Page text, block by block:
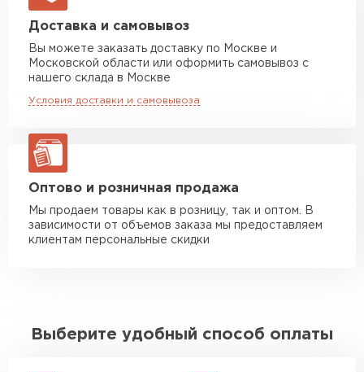
Машина до 20 тн до 80 м3
Манипулятор до 5 тн
макс. длина груза 6 м
от 7 000 руб
макс. длина груза 8 м
Манипулятор до 20 тн
макс. длина груза 13,5 м
ЗАКАЗАТЬ С ДОСТАВКОЙ
Доставка и самовывоз
Вы можете заказать доставку по Москве и
Московской области или оформить самовывоз с
нашего склада в Москве
Условия доставки и самовывоза
Оптово и розничная продажа
Мы продаем товары как в розницу, так и оптом. В
зависимости от объемов заказа мы предоставляем
клиентам персональные скидки
Выберите удобный способ оплаты